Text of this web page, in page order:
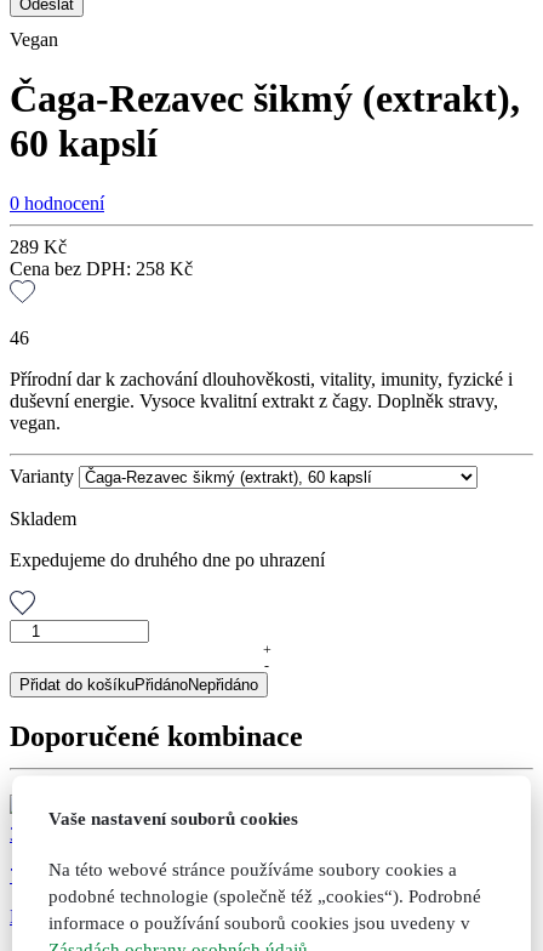
Vegan
Čaga-Rezavec šikmý (extrakt),
60 kapslí
0 hodnocení
289 Kč
Cena bez DPH: 258 Kč
46
Přírodní dar k zachování dlouhověkosti, vitality, imunity, fyzické i
duševní energie. Vysoce kvalitní extrakt z čagy. Doplněk stravy,
vegan.
Varianty
Skladem
Expedujeme do druhého dne po uhrazení
Čaga-
šikmý
(extrakt),
kapslí
+
-
Přidat do košíkuPřidánoNepřidáno
Doporučené kombinace
315
73
Echinafit® imunita, originální bylinné kapky, 100 ml
Vaše nastavení souborů cookies
Na této webové stránce používáme soubory cookies a
podobné technologie (společně též „cookies“). Podrobné
informace o používání souborů cookies jsou uvedeny v